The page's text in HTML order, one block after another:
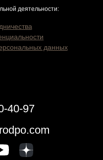
деятельности:
данных
40-97